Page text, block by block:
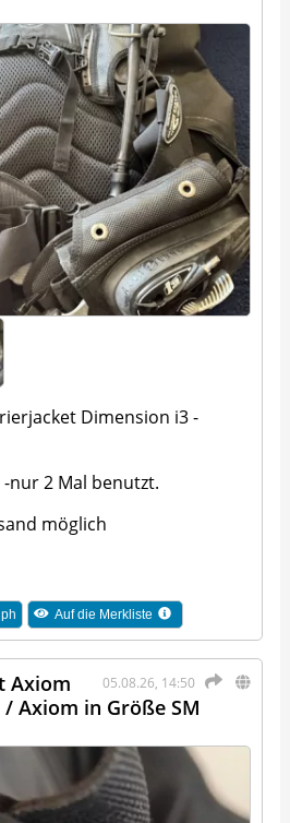
Dimension i3 -
nur 2 Mal benutzt.
möglich
Auf die Merkliste
05.08.26, 14:50
Axiom
/ Axiom in Größe SM